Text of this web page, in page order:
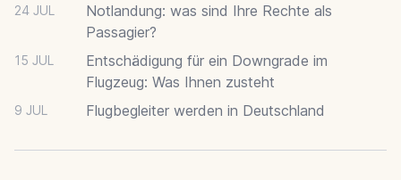
24 JUL
Notlandung: was sind Ihre Rechte als
Passagier?
15 JUL
Entschädigung für ein Downgrade im
Flugzeug: Was Ihnen zusteht
9 JUL Flugbegleiter werden in Deutschland